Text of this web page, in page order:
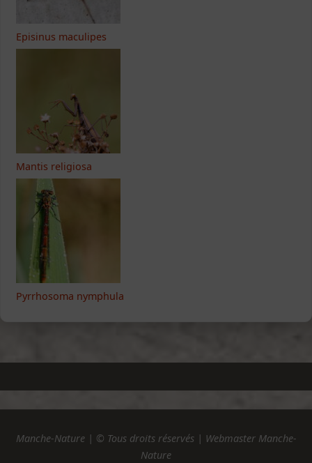
Episinus maculipes
Mantis religiosa
Pyrrhosoma nymphula
Manche-Nature | © Tous droits réservés | Webmaster Manche-
Nature